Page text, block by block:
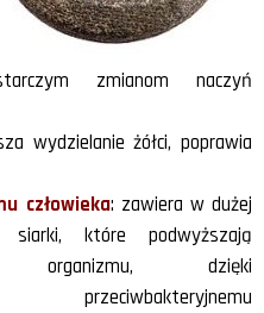
zmianom naczyń
wydzielanie żółci, poprawia
człowieka: zawiera w dużej
które podwyższają
organizmu, dzięki